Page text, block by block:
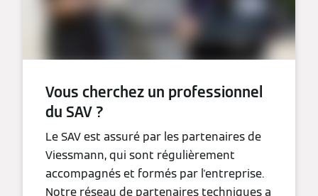
Vous cherchez un professionnel
du SAV ?
Le SAV est assuré par les partenaires de
Viessmann, qui sont régulièrement
accompagnés et formés par l'entreprise.
Notre réseau de partenaires techniques a